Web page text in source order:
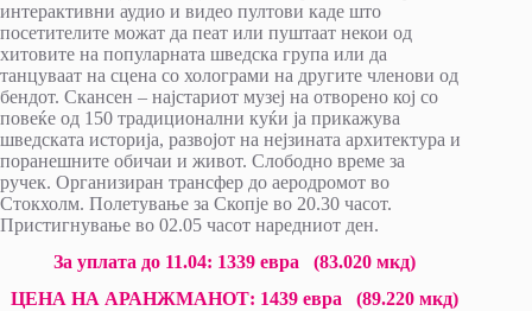
интерактивни аудио и видео пултови каде што
посетителите можат да пеат или пуштаат некои од
хитовите на популарната шведска група или да
танцуваат на сцена со холограми на другите членови од
бендот. Скансен – најстариот музеј на отворено кој со
повеќе од 150 традиционални куќи ја прикажува
шведската историја, развојот на нејзината архитектура и
поранешните обичаи и живот. Слободно време за
ручек. Организиран трансфер до аеродромот во
Стокхолм. Полетување за Скопје во 20.30 часот.
Пристигнување во 02.05 часот наредниот ден.
За уплата до 11.04: 1339евра (83.020 мкд)
ЦЕНА НА АРАНЖМАНОТ: 1439евра (89.220мкд)